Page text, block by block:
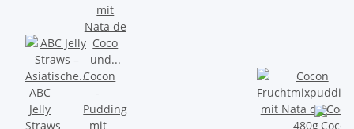
ABC
Jelly
Straws
Cocon
-
Pudding
mit